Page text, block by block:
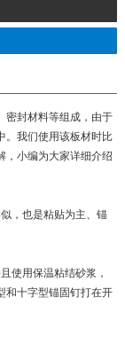
密封材料等组成，由于
。我们使用该板材时比
，小编为大家详细介绍
，也是粘贴为主、锚
使用保温粘结砂浆，
和十字型锚固钉打在开